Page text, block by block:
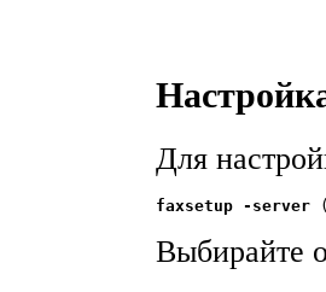
Для
faxsetup -server
Выбирайте